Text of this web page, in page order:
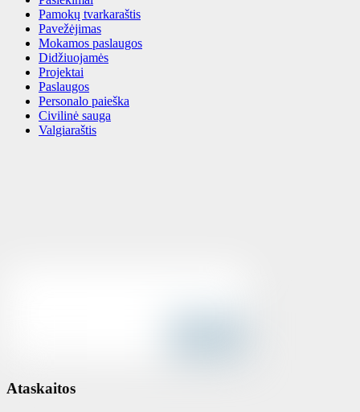
Pamokų tvarkaraštis
Pavežėjimas
Mokamos paslaugos
Didžiuojamės
Projektai
Paslaugos
Personalo paieška
Civilinė sauga
Valgiaraštis
Ataskaitos